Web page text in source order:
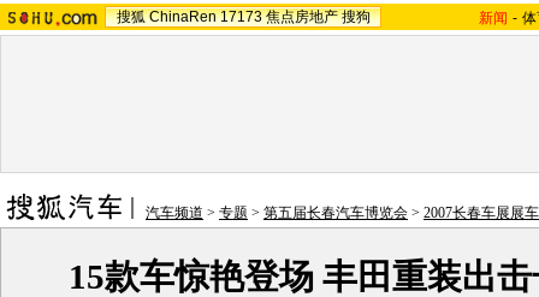
搜狐 ChinaRen 17173 焦点房地产 搜狗 新闻 -
汽车频道 > 专题 > 第五届长春汽车博览会 > 2007长春车展展
15款车惊艳登场 丰田重装出